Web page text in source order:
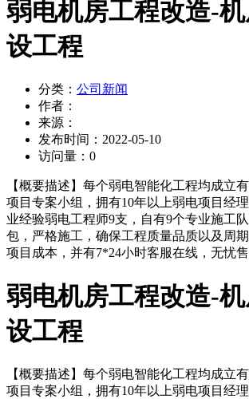
弱电机房工程改造-
设工程
分类： 公司新闻
作者：
来源：
发布时间： 2022-05-10
访问量： 0
【概要描述】 每个弱电智能化工程均成立
项目专案小组，拥有10年以上弱电项目经
业经验弱电工程师9支，自有9个专业施工
包，严格施工，确保工程质量品质以及周
项目成本，并有7*24小时客服在线，无忧售
弱电机房工程改造-
设工程
【概要描述】 每个弱电智能化工程均成立
项目专案小组，拥有10年以上弱电项目经